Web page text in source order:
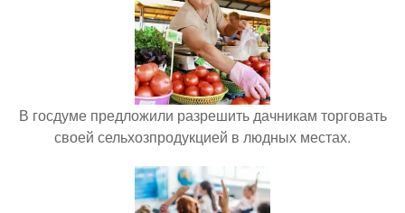
В госдуме предложили разрешить дачникам торговать
своей сельхозпродукцией в людных местах.